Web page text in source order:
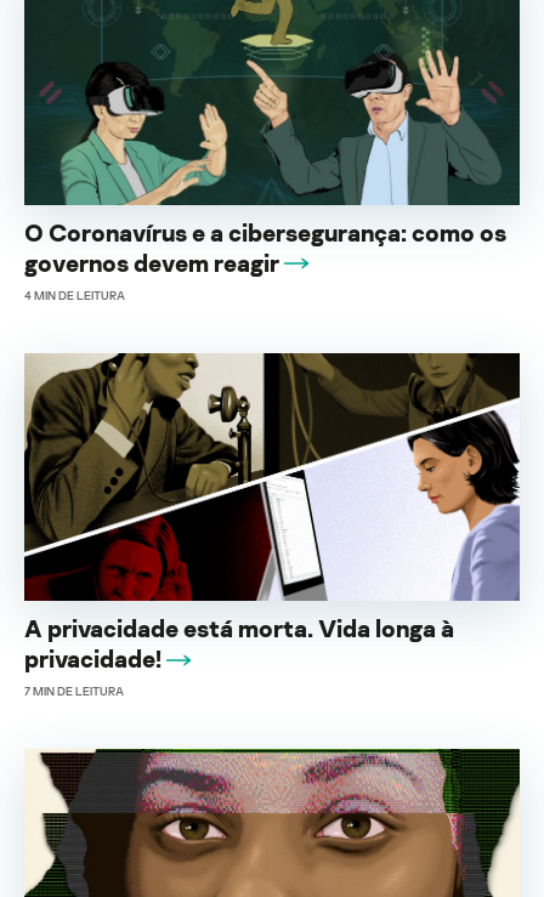
O Coronavírus e a cibersegurança: como os
governos devem reagir
4MIN DE LEITURA
A privacidade está morta. Vida longa à
privacidade!
7MIN DE LEITURA